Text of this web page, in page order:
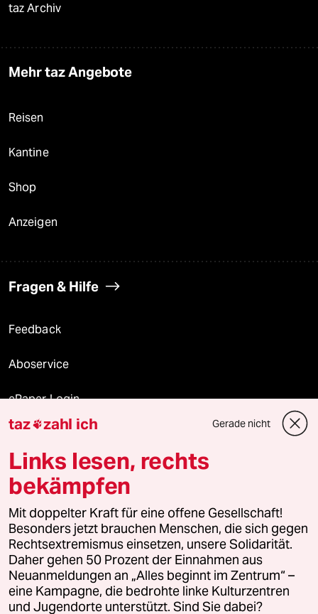
taz Archiv
Mehr taz Angebote
Reisen
Kantine
Shop
Anzeigen
Fragen & Hilfe
Feedback
Aboservice
ePaper Login
Downloads für Abonnierende
© 2026 taz Verlags und Vertriebs GmbH
Alle Rechte vorbehalten. Bei rechtlichen Fragen oder für Genehmigungen
wenden Sie sich bitte an
lizenzen@taz.de
Feedback Redaktionsstatut Kommune-Richtlinien
Leitlinie Informant Datenschutz Impressum AGB
taz zahl ich Gerade nicht
Links lesen, rechts
bekämpfen
Mit doppelter Kraft für eine offene Gesellschaft!
Besonders jetzt brauchen Menschen, die sich gegen
Rechtsextremismus einsetzen, unsere Solidarität.
Daher gehen 50 Prozent der Einnahmen aus
Neuanmeldungen an „Alles beginnt im Zentrum“ –
eine Kampagne, die bedrohte linke Kulturzentren
und Jugendorte unterstützt. Sind Sie dabei?